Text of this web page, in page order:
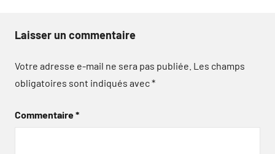
Laisser un commentaire
Votre adresse e-mail ne sera pas publiée. Les champs
obligatoires sont indiqués avec*
Commentaire*